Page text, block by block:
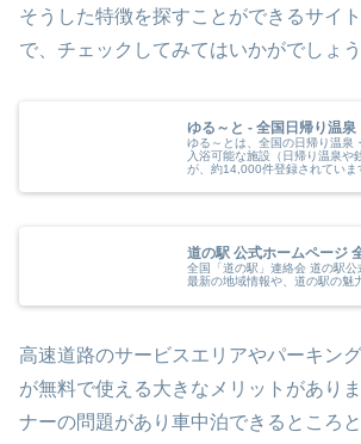
そうした特徴を探すことができるサイ
で、チェックしてみてはいかがでしょう
ゆる～と - 全国日帰り温泉
ゆる～とは、全国の日帰り温泉
入浴可能な施設（日帰り温泉や
が、約14,000件登録されていま
道の駅 公式ホームページ
全国「道の駅」連絡会 道の駅
最新の地域情報や、道の駅の魅
高速道路のサービスエリアやパーキン
が無料で使える大きなメリットがあり
ナーの問題があり車中泊できるところ